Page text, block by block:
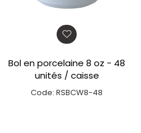
Bol en porcelaine 8 oz - 48
unités / caisse
Code: RSBCW8-48